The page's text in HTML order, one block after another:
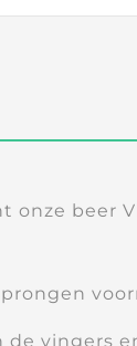
onze beer
de vingers